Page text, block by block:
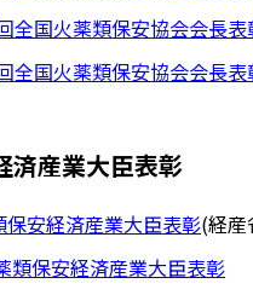
全国火薬類保安協会会長表
全国火薬類保安協会会長表
済産業大臣表彰
安経済産業大臣表彰(経
類保安経済産業大臣表彰